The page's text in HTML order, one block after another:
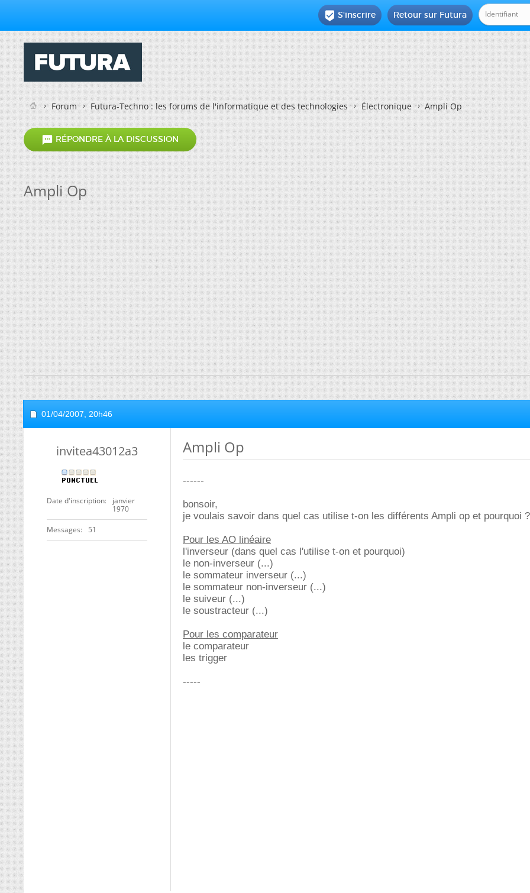
Retour sur Futura
 S'inscrire
Forum Futura-Techno : les forums de l'informatique et des technologies Électronique Ampli Op
 RÉPONDRE À LA DISCUSSION
Ampli Op
01/04/2007, 20h46
invitea43012a3
Date d'inscription
janvier
1970
Messages 51
Ampli Op
------
bonsoir,
je voulais savoir dans quel cas utilise t-on les différents Ampli op et pourquoi ?
Pour les AO linéaire
l'inverseur (dans quel cas l'utilise t-on et pourquoi)
le non-inverseur (...)
le sommateur inverseur (...)
le sommateur non-inverseur (...)
le suiveur (...)
le soustracteur (...)
Pour les comparateur
le comparateur
les trigger
-----